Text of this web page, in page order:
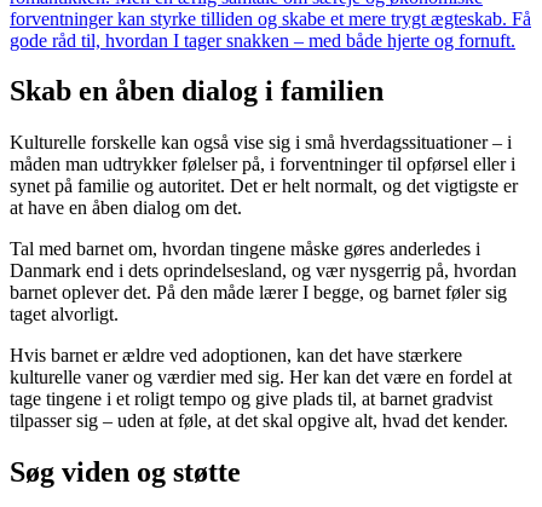
forventninger kan styrke tilliden og skabe et mere trygt ægteskab. Få
gode råd til, hvordan I tager snakken – med både hjerte og fornuft.
Skab en åben dialog i familien
Kulturelle forskelle kan også vise sig i små hverdagssituationer – i
måden man udtrykker følelser på, i forventninger til opførsel eller i
synet på familie og autoritet. Det er helt normalt, og det vigtigste er
at have en åben dialog om det.
Tal med barnet om, hvordan tingene måske gøres anderledes i
Danmark end i dets oprindelsesland, og vær nysgerrig på, hvordan
barnet oplever det. På den måde lærer I begge, og barnet føler sig
taget alvorligt.
Hvis barnet er ældre ved adoptionen, kan det have stærkere
kulturelle vaner og værdier med sig. Her kan det være en fordel at
tage tingene i et roligt tempo og give plads til, at barnet gradvist
tilpasser sig – uden at føle, at det skal opgive alt, hvad det kender.
Søg viden og støtte